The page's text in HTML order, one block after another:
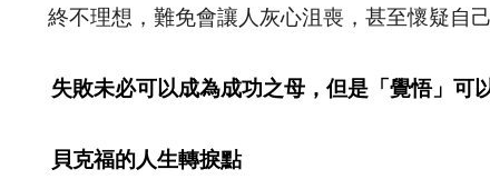
終不理想，難免會讓人灰心沮喪，甚至懷疑自
失敗未必可以成為成功之母，但是「覺悟」可
貝克福的人生轉捩點